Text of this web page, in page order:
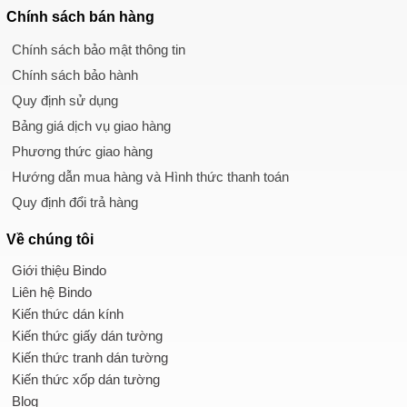
Chính sách bán hàng
Chính sách bảo mật thông tin
Chính sách bảo hành
Quy định sử dụng
Bảng giá dịch vụ giao hàng
Phương thức giao hàng
Hướng dẫn mua hàng và Hình thức thanh toán
Quy định đổi trả hàng
Về chúng tôi
Giới thiệu Bindo
Liên hệ Bindo
Kiến thức dán kính
Kiến thức giấy dán tường
Kiến thức tranh dán tường
Kiến thức xốp dán tường
Blog